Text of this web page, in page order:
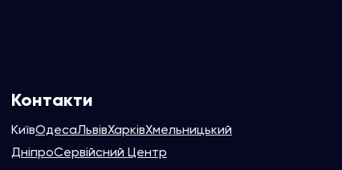
Контакти
КиївОдесаЛьвівХарківХмельницький
ДніпроСервійсний Центр